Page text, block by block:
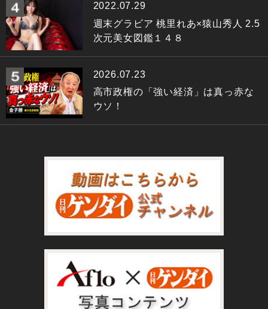
2022.07.29
週末グラビア 桃里れあ×猿山秀人 2.5
次元美女図鑑１４８
2026.07.23
高市政権の「強い経済」は真っ赤な
ウソ！